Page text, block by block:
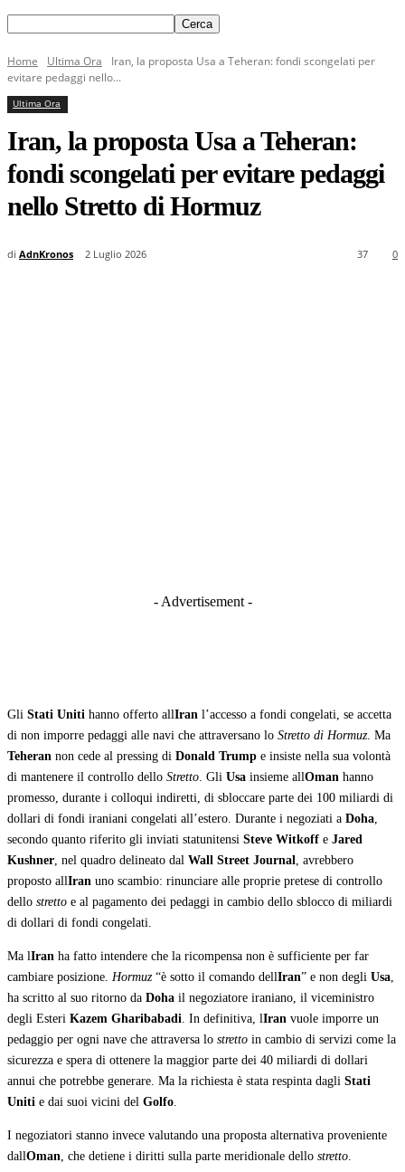
Home Ultima Ora
Iran, la proposta Usa a Teheran: fondi scongelati per
evitare pedaggi nello...
Ultima Ora
Iran, la proposta Usa a Teheran:
fondi scongelati per evitare pedaggi
nello Stretto di Hormuz
di AdnKronos 2 Luglio 2026 0
37
- Advertisement -
Gli Stati Uniti hanno offerto allIran l’accesso a fondi congelati, se accetta
di non imporre pedaggi alle navi che attraversano lo Stretto di Hormuz. Ma
Teheran non cede al pressing di Donald Trump e insiste nella sua volontà
di mantenere il controllo dello Stretto. Gli Usa insieme allOman hanno
promesso, durante i colloqui indiretti, di sbloccare parte dei 100 miliardi di
dollari di fondi iraniani congelati all’estero. Durante i negoziati a Doha,
secondo quanto riferito gli inviati statunitensi Steve Witkoff e Jared
Kushner, nel quadro delineato dal Wall Street Journal, avrebbero
proposto allIran uno scambio: rinunciare alle proprie pretese di controllo
dello stretto e al pagamento dei pedaggi in cambio dello sblocco di miliardi
di dollari di fondi congelati.
Ma lIran ha fatto intendere che la ricompensa non è sufficiente per far
cambiare posizione. Hormuz“è sotto il comando dellIran” e non degli Usa,
ha scritto al suo ritorno da Doha il negoziatore iraniano, il viceministro
degli Esteri Kazem Gharibabadi. In definitiva, lIran vuole imporre un
pedaggio per ogni nave che attraversa lo stretto in cambio di servizi come la
sicurezza e spera di ottenere la maggior parte dei 40 miliardi di dollari
annui che potrebbe generare. Ma la richiesta è stata respinta dagli Stati
Uniti e dai suoi vicini del Golfo.
I negoziatori stanno invece valutando una proposta alternativa proveniente
dallOman, che detiene i diritti sulla parte meridionale dello stretto.